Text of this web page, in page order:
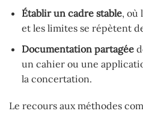
Établir un cadre stable, où
et les limites se répètent
Documentation partagée
un cahier ou une
la concertation.
Le recours aux méthodes